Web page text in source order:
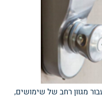
מגוון רחב של שימושים,